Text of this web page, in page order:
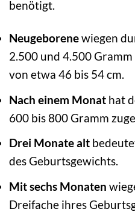
benötigt.
Neugeborenewiegen
2.500 und 4.500
von etwa 46 bis 54 cm.
Nach einem Monat hat
600 bis 800 Gramm
Drei Monate alt
des Geburtsgewichts.
Mit sechs Monaten
Dreifache ihres